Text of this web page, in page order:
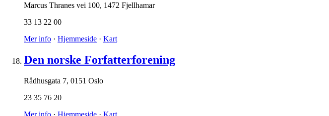
Marcus Thranes vei 100, 1472 Fjellhamar
33 13 22 00
Mer info · Hjemmeside · Kart
Den norske Forfatterforening
Rådhusgata 7, 0151 Oslo
23 35 76 20
Mer info · Hjemmeside · Kart